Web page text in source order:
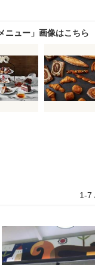
ニュー」画像はこちら
1-7